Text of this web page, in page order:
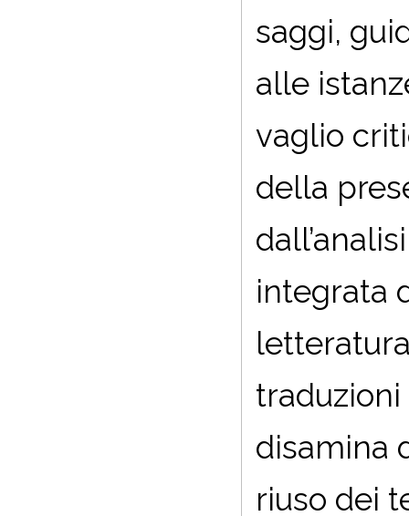
saggi,
alle
vaglio
della
integrata
disamina
riuso dei